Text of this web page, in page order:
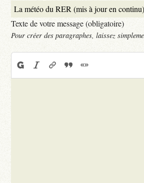
Texte de votre message (obligatoire)
Pour créer des paragraphes, laissez